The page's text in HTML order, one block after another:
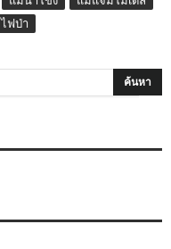
ไฟป่า